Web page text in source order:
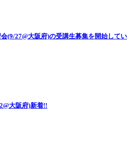
(9/27@大阪府)の受講生募集を開始してい
大阪府)新着!!